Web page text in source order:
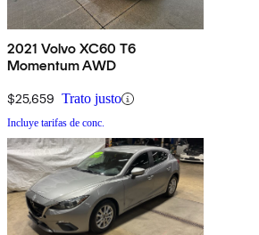
2021 Volvo XC60 T6
Momentum AWD
$25,659 Trato justo
Incluye tarifas de conc.